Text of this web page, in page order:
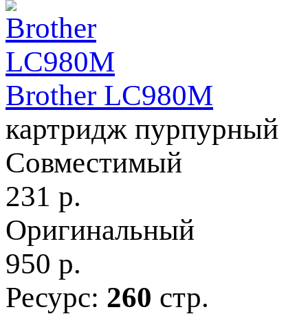
Brother LC980M
картридж пурпурный
Совместимый
231 р.
Оригинальный
950 р.
Ресурс: 260 стр.